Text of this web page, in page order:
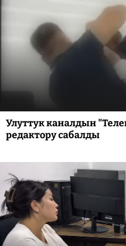
Улуттук каналдын
редактору сабалды